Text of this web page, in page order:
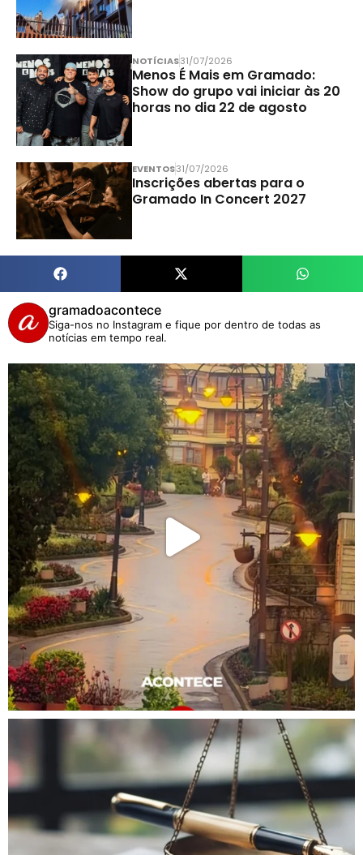
NOTÍCIAS31/07/2026
Menos É Mais em Gramado:
Show do grupo vai iniciar às 20
horas no dia 22 de agosto
EVENTOS31/07/2026
Inscrições abertas para o
Gramado In Concert 2027
gramadoacontece
Siga-nos no Instagram e fique por dentro de todas as
notícias em tempo real.